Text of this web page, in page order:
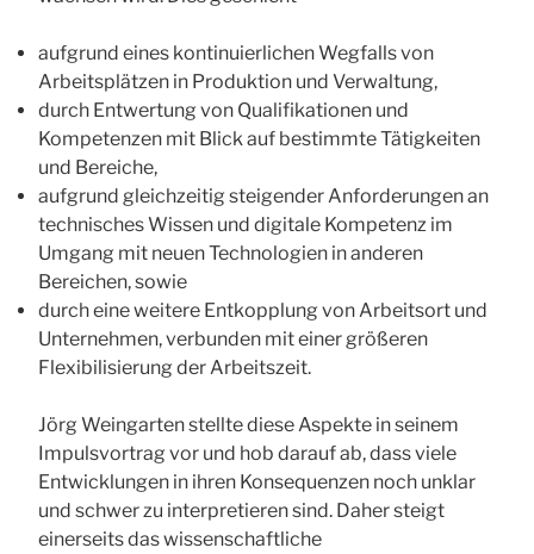
aufgrund eines kontinuierlichen Wegfalls von
Arbeitsplätzen in Produktion und Verwaltung,
durch Entwertung von Qualifikationen und
Kompetenzen mit Blick auf bestimmte Tätigkeiten
und Bereiche,
aufgrund gleichzeitig steigender Anforderungen an
technisches Wissen und digitale Kompetenz im
Umgang mit neuen Technologien in anderen
Bereichen, sowie
durch eine weitere Entkopplung von Arbeitsort und
Unternehmen, verbunden mit einer größeren
Flexibilisierung der Arbeitszeit.
Jörg Weingarten stellte diese Aspekte in seinem
Impulsvortrag vor und hob darauf ab, dass viele
Entwicklungen in ihren Konsequenzen noch unklar
und schwer zu interpretieren sind. Daher steigt
einerseits das wissenschaftliche